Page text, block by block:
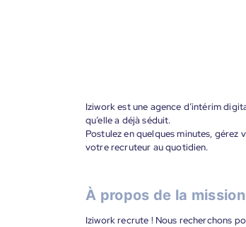
Iziwork est une agence d’intérim
qu’elle a déjà séduit.
Postulez en quelques minutes,
votre recruteur au quotidien.
À propos de la mission
Iziwork recrute ! Nous recherchons